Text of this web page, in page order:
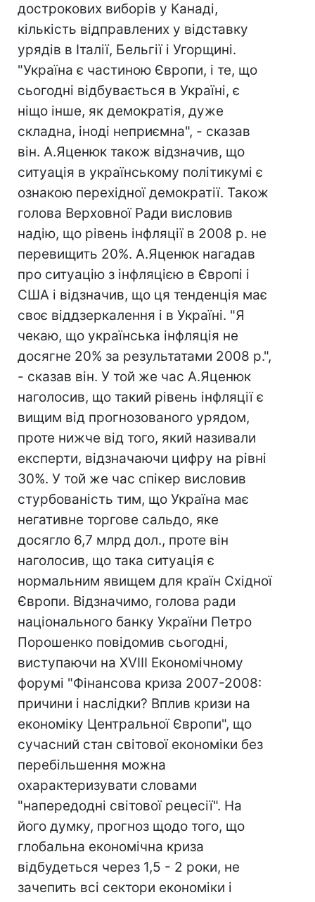
дострокових виборів у Канаді,
кількість відправлених у відставку
урядів в Італії, Бельгії і Угорщині.
"Україна є частиною Європи, і те, що
сьогодні відбувається в Україні, є
ніщо інше, як демократія, дуже
складна, іноді неприємна", - сказав
він. А.Яценюк також відзначив, що
ситуація в українському політикумі є
ознакою перехідної демократії. Також
голова Верховної Ради висловив
надію, що рівень інфляції в 2008 р. не
перевищить 20%. А.Яценюк нагадав
про ситуацію з інфляцією в Європі і
США і відзначив, що ця тенденція має
своє віддзеркалення і в Україні. "Я
чекаю, що українська інфляція не
досягне 20% за результатами 2008 р.",
- сказав він. У той же час А.Яценюк
наголосив, що такий рівень інфляції є
вищим від прогнозованого урядом,
проте нижче від того, який називали
експерти, відзначаючи цифру на рівні
30%. У той же час спікер висловив
стурбованість тим, що Україна має
негативне торгове сальдо, яке
досягло 6,7 млрд дол., проте він
наголосив, що така ситуація є
нормальним явищем для країн Східної
Європи. Відзначимо, голова ради
національного банку України Петро
Порошенко повідомив сьогодні,
виступаючи на XVIII Економічному
форумі "Фінансова криза 2007-2008:
причини і наслідки? Вплив кризи на
економіку Центральної Європи", що
сучасний стан світової економіки без
перебільшення можна
охарактеризувати словами
"напередодні світової рецесії". На
його думку, прогноз щодо того, що
глобальна економічна криза
відбудеться через 1,5 - 2 роки, не
зачепить всі сектори економіки і